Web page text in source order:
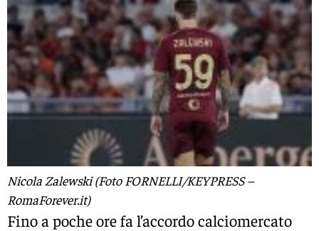
Nicola Zalewski (Foto FORNELLI/KEYPRESS –
RomaForever.it)
Fino a poche ore fa l’accordo calciomercato